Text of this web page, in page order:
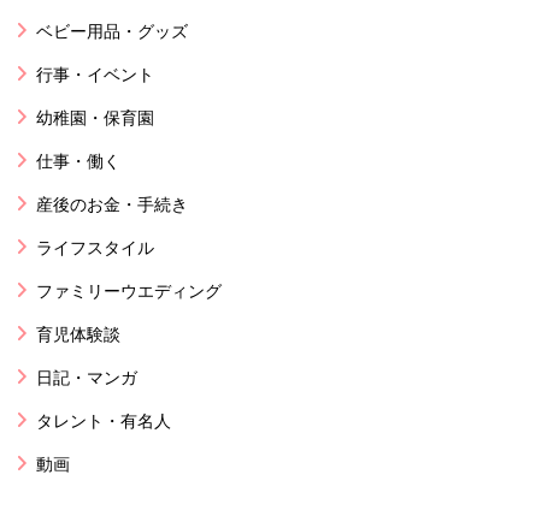
ベビー用品・グッズ
行事・イベント
幼稚園・保育園
仕事・働く
産後のお金・手続き
ライフスタイル
ファミリーウエディング
育児体験談
日記・マンガ
タレント・有名人
動画